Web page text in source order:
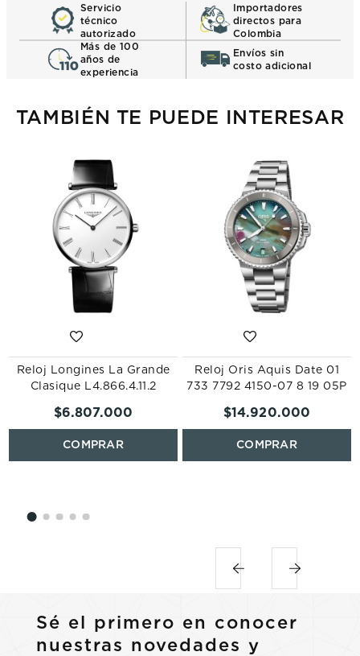
Servicio
técnico
autorizado
Importadores
directos para
Colombia
Más de 100
años de
experiencia
Envíos sin
costo adicional
TAMBIÉN TE PUEDE INTERESAR
Reloj Longines La Grande
Clasique L4.866.4.11.2
$6.807.000
Reloj Oris Aquis Date 01
733 7792 4150-07 8 19 05P
$14.920.000
Sé el primero en conocer
nuestras novedades y